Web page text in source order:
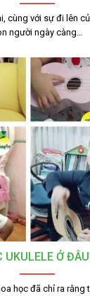
cùng với sự đi lên
người ngày càng…
UKULELE Ở
học đã chỉ ra rằng